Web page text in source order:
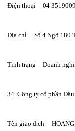
Điện thoại     04
Địa chỉ     Số 4 Ngõ
Tình trạng     Doanh
34. Công ty cổ phần
Tên giao dịch